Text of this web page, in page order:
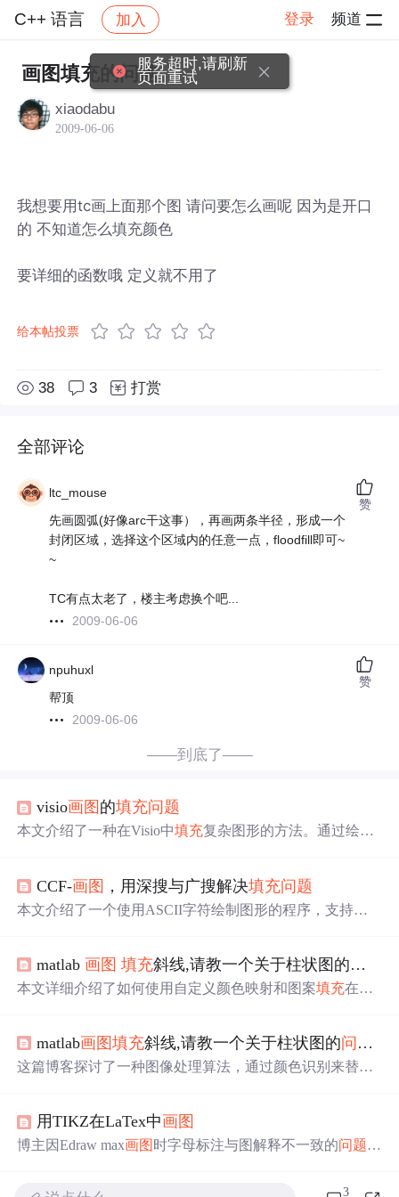
C++ 语言 加入 登录 频道
社区 C++ 语言 帖子详情
画图填充的问题
xiaodabu
2009-06-06
我想要用tc画上面那个图 请问要怎么画呢 因为是开口
的 不知道怎么填充颜色
要详细的函数哦 定义就不用了
给本帖投票
38 3 打赏
全部评论
ltc_mouse
先画圆弧(好像arc干这事），再画两条半径，形成一个
封闭区域，选择这个区域内的任意一点，floodfill即可~
~
TC有点太老了，楼主考虑换个吧...
2009-06-06
赞
npuhuxl
帮顶
2009-06-06
赞
——到底了——
visio画图 的填充问题
本文介绍了一种在Visio中填充复杂图形的方法。通过绘制
CCF-画图 ，用深搜与广搜解决填充问题
本文介绍了一个使用ASCII字符绘制图形的程序，支持画
索算法进行区域 填充。
matlab 画图 填充斜线,请教一个关于柱状图的问题
本文详细介绍了如何使用自定义颜色映射和图案填充在图
应用以及`applyhatch`函数的调用过程。
matlab画图填充斜线,请教一个关于柱状图的问题
这篇博客探讨了一种图像处理算法，通过颜色识别来替换
图像显示和颜色处理，以及一个名为`applyhatch`的函数，
该函数用于应用预定义的图案到图像上。
用TIKZ在LaTex中画图
博主因Edraw max画图 时字母标注与图解释不一致的问题，
3
服务超时,请刷新
页面重试